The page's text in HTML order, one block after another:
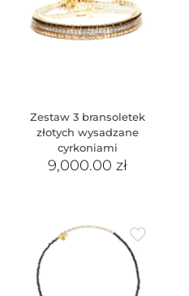
Zestaw 3 bransoletek
złotych wysadzane
cyrkoniami
9,000.00zł